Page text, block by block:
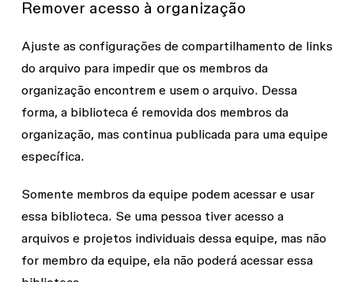
Remover acesso à organização
Ajuste as configurações de compartilhamento de links
do arquivo para impedir que os membros da
organização encontrem e usem o arquivo. Dessa
forma, a biblioteca é removida dos membros da
organização, mas continua publicada para uma equipe
específica.
Somente membros da equipe podem acessar e usar
essa biblioteca. Se uma pessoa tiver acesso a
arquivos e projetos individuais dessa equipe, mas não
for membro da equipe, ela não poderá acessar essa